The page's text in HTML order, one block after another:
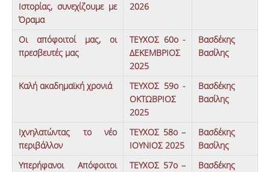
Ιστορίας, συνεχίζουμε με
Όραμα
2026
Οι απόφοιτοί μας, οι
πρεσβευτές μας
ΤΕΥΧΟΣ 60ο -
ΔΕΚΕΜΒΡΙΟΣ
2025
Βασδέκης
Βασίλης
Καλή ακαδημαϊκή χρονιά
ΤΕΥΧΟΣ 59ο -
ΟΚΤΩΒΡΙΟΣ
2025
Βασδέκης
Βασίλης
Ιχνηλατώντας το νέο
περιβάλλον
ΤΕΥΧΟΣ 58ο –
IOYNΙΟΣ 2025
Βασδέκης
Βασίλης
Υπερήφανοι Απόφοιτοι
ΤΕΥΧΟΣ 57ο –
Βασδέκης